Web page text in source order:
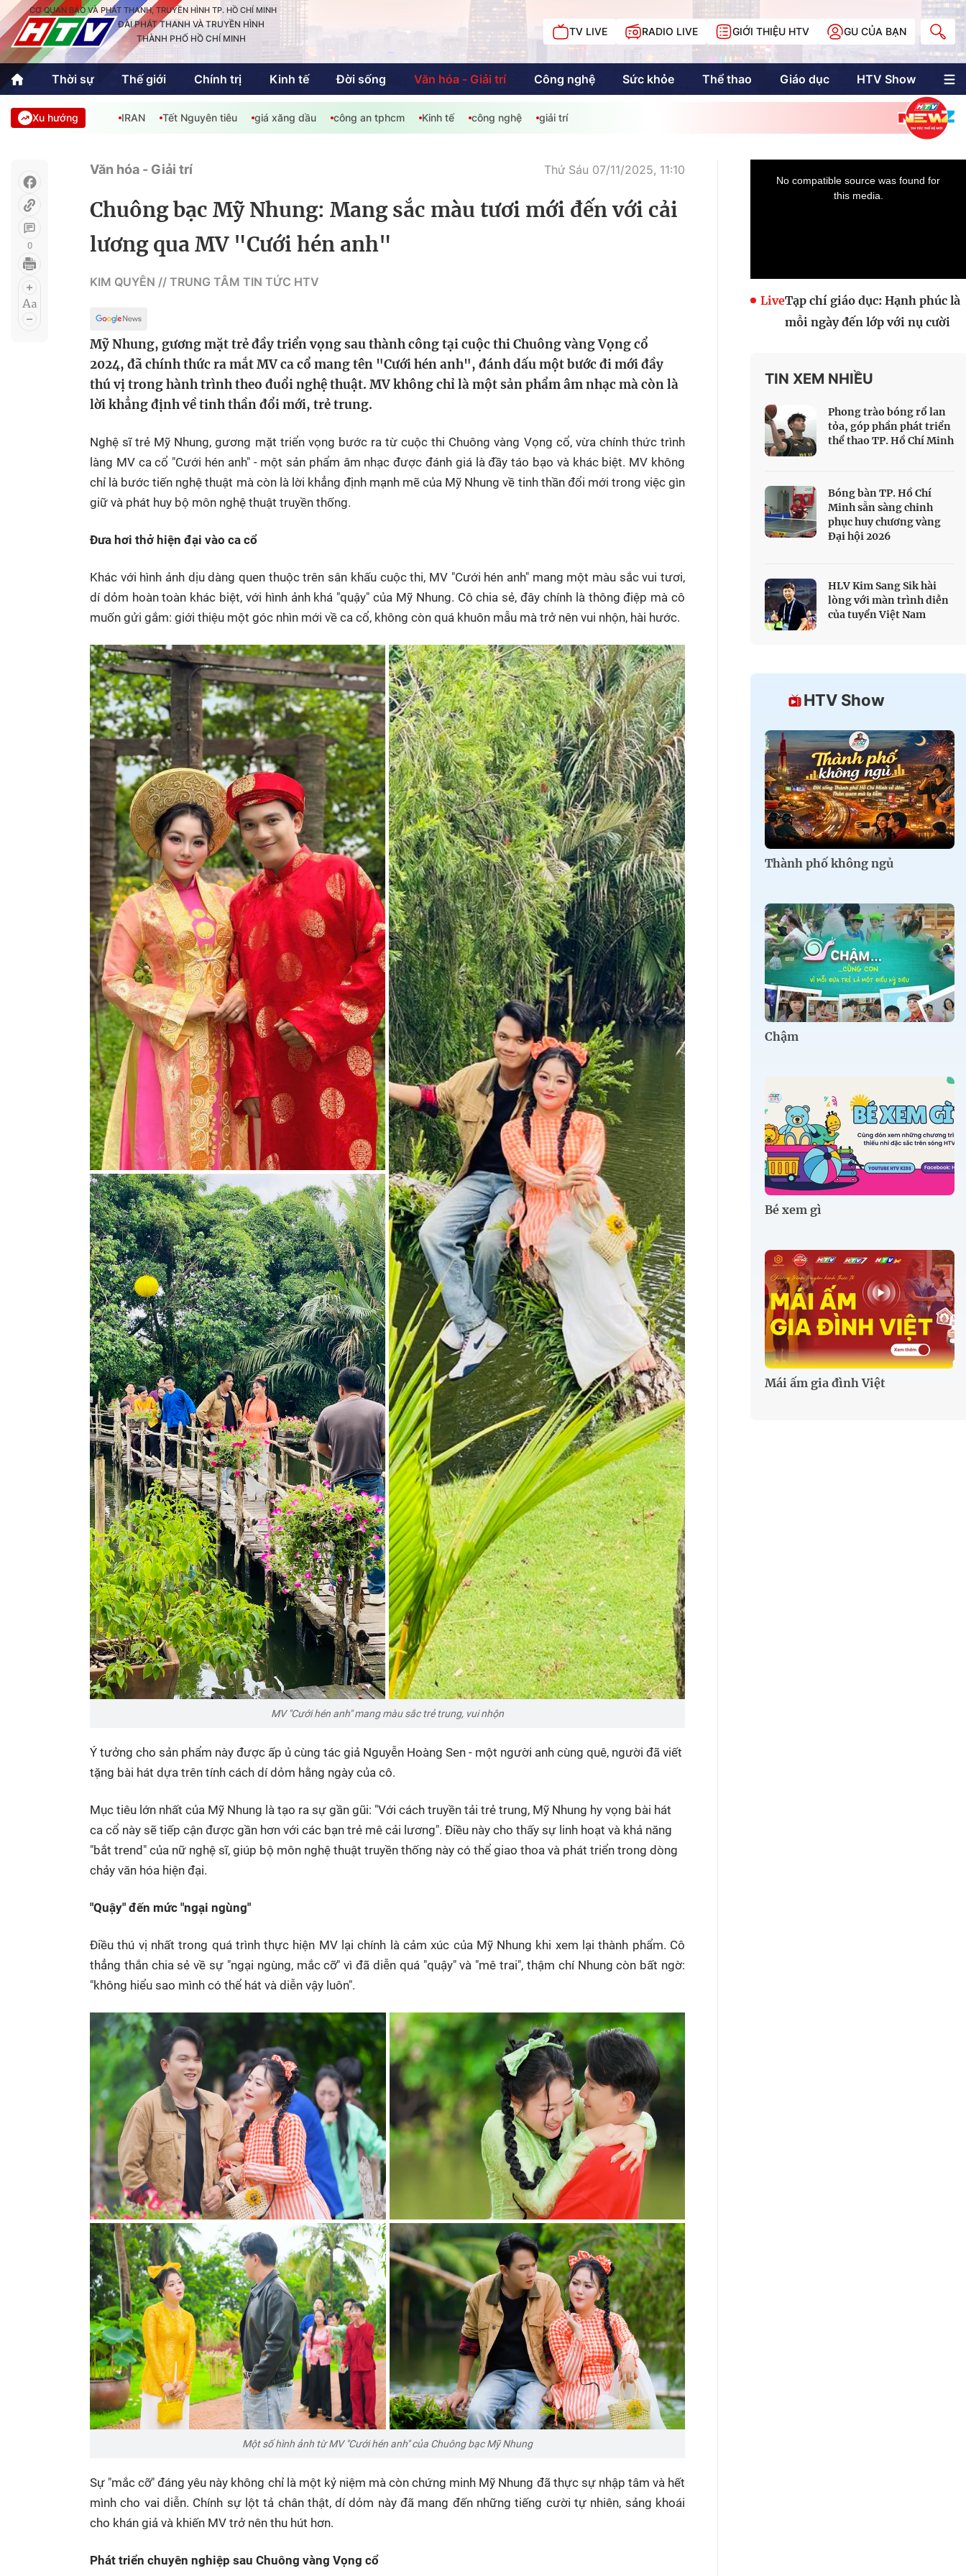
CƠ QUAN BÁO VÀ PHÁT THANH, TRUYỀN HÌNH TP. HỒ CHÍ MINH
ĐÀI PHÁT THANH VÀ TRUYỀN HÌNH
THÀNH PHỐ HỒ CHÍ MINH
TV LIVE RADIO LIVE GIỚI THIỆU HTV GU CỦA BẠN
Thời sự Thế giới Chính trị Kinh tế Đời sống Văn hóa - Giải trí Công nghệ Sức khỏe Thể thao Giáo dục HTV Show
Thời sự
Thể thao
Quốc tế
Văn hóa - Giải trí
Giáo dục Kinh tế
An Sinh
Công nghệ Phóng sự
Không gian văn hóa
Hồ Chí Minh
Chuyển đổi số
Thành phố không
ngủ
Chậm
Mái ấm gia đình
Việt
Các show khác
Các chương trình
khác
Phim truyền hình
Phim tài liệu
Made By Vietnam
Ngày hội HTV
Chung một tấm
lòng
Cuộc đua xe đạp
Cúp Truyền hình
SEA Games 33
Multimedia
Multiform
Doanh nhân Sài
Gòn
Xu hướng IRAN Tết Nguyên tiêu giá xăng dầu công an tphcm Kinh tế công nghệ giải trí
0
Văn hóa - Giải trí Thứ Sáu 07/11/2025, 11:10
Chuông bạc Mỹ Nhung: Mang sắc màu tươi mới đến với cải
lương qua MV "Cưới hén anh"
KIM QUYÊN // TRUNG TÂM TIN TỨC HTV
Mỹ Nhung, gương mặt trẻ đầy triển vọng sau thành công tại cuộc thi Chuông vàng Vọng cổ
2024, đã chính thức ra mắt MV ca cổ mang tên "Cưới hén anh", đánh dấu một bước đi mới đầy
thú vị trong hành trình theo đuổi nghệ thuật. MV không chỉ là một sản phẩm âm nhạc mà còn là
lời khẳng định về tinh thần đổi mới, trẻ trung.
Nghệ sĩ trẻ Mỹ Nhung, gương mặt triển vọng bước ra từ cuộc thi Chuông vàng Vọng cổ, vừa chính thức trình
làng MV ca cổ "Cưới hén anh" - một sản phẩm âm nhạc được đánh giá là đầy táo bạo và khác biệt. MV không
chỉ là bước tiến nghệ thuật mà còn là lời khẳng định mạnh mẽ của Mỹ Nhung về tinh thần đổi mới trong việc gìn
giữ và phát huy bộ môn nghệ thuật truyền thống.
Đưa hơi thở hiện đại vào ca cổ
Khác với hình ảnh dịu dàng quen thuộc trên sân khấu cuộc thi, MV "Cưới hén anh" mang một màu sắc vui tươi,
dí dỏm hoàn toàn khác biệt, với hình ảnh khá "quậy" của Mỹ Nhung. Cô chia sẻ, đây chính là thông điệp mà cô
muốn gửi gắm: giới thiệu một góc nhìn mới về ca cổ, không còn quá khuôn mẫu mà trở nên vui nhộn, hài hước.
MV "Cưới hén anh" mang màu sắc trẻ trung, vui nhộn
Ý tưởng cho sản phẩm này được ấp ủ cùng tác giả Nguyễn Hoàng Sen - một người anh cùng quê, người đã viết
tặng bài hát dựa trên tính cách dí dỏm hằng ngày của cô.
Mục tiêu lớn nhất của Mỹ Nhung là tạo ra sự gần gũi: "Với cách truyền tải trẻ trung, Mỹ Nhung hy vọng bài hát
ca cổ này sẽ tiếp cận được gần hơn với các bạn trẻ mê cải lương". Điều này cho thấy sự linh hoạt và khả năng
"bắt trend" của nữ nghệ sĩ, giúp bộ môn nghệ thuật truyền thống này có thể giao thoa và phát triển trong dòng
chảy văn hóa hiện đại.
"Quậy" đến mức "ngại ngùng"
Điều thú vị nhất trong quá trình thực hiện MV lại chính là cảm xúc của Mỹ Nhung khi xem lại thành phẩm. Cô
thẳng thắn chia sẻ về sự "ngại ngùng, mắc cỡ" vì đã diễn quá "quậy" và "mê trai", thậm chí Nhung còn bất ngờ:
"không hiểu sao mình có thể hát và diễn vậy luôn".
Một số hình ảnh từ MV "Cưới hén anh" của Chuông bạc Mỹ Nhung
Sự "mắc cỡ" đáng yêu này không chỉ là một kỷ niệm mà còn chứng minh Mỹ Nhung đã thực sự nhập tâm và hết
mình cho vai diễn. Chính sự lột tả chân thật, dí dỏm này đã mang đến những tiếng cười tự nhiên, sảng khoái
cho khán giả và khiến MV trở nên thu hút hơn.
Phát triển chuyên nghiệp sau Chuông vàng Vọng cổ
LiveTạp chí giáo dục: Hạnh phúc là
mỗi ngày đến lớp với nụ cười
TIN XEM NHIỀU
Phong trào bóng rổ lan
tỏa, góp phần phát triển
thể thao TP. Hồ Chí Minh
Bóng bàn TP. Hồ Chí
Minh sẵn sàng chinh
phục huy chương vàng
Đại hội 2026
HLV Kim Sang Sik hài
lòng với màn trình diễn
của tuyển Việt Nam
HTV Show
Thành phố không ngủ
Chậm
Bé xem gì
Mái ấm gia đình Việt